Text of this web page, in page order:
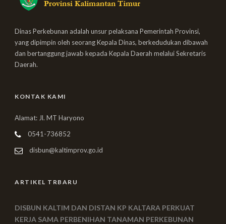
Dinas Perkebunan adalah unsur pelaksana Pemerintah Provinsi,
yang dipimpin oleh seorang Kepala Dinas, berkedudukan dibawah
dan bertanggung jawab kepada Kepala Daerah melalui Sekretaris
Daerah.
KONTAK KAMI
Alamat: Jl. MT Haryono
0541-736852
disbun@kaltimprov.go.id
ARTIKEL TRBARU
DISBUN KALTIM DAN DISTAN KP KALTARA PERKUAT
KERJA SAMA PERBENIHAN TANAMAN PERKEBUNAN